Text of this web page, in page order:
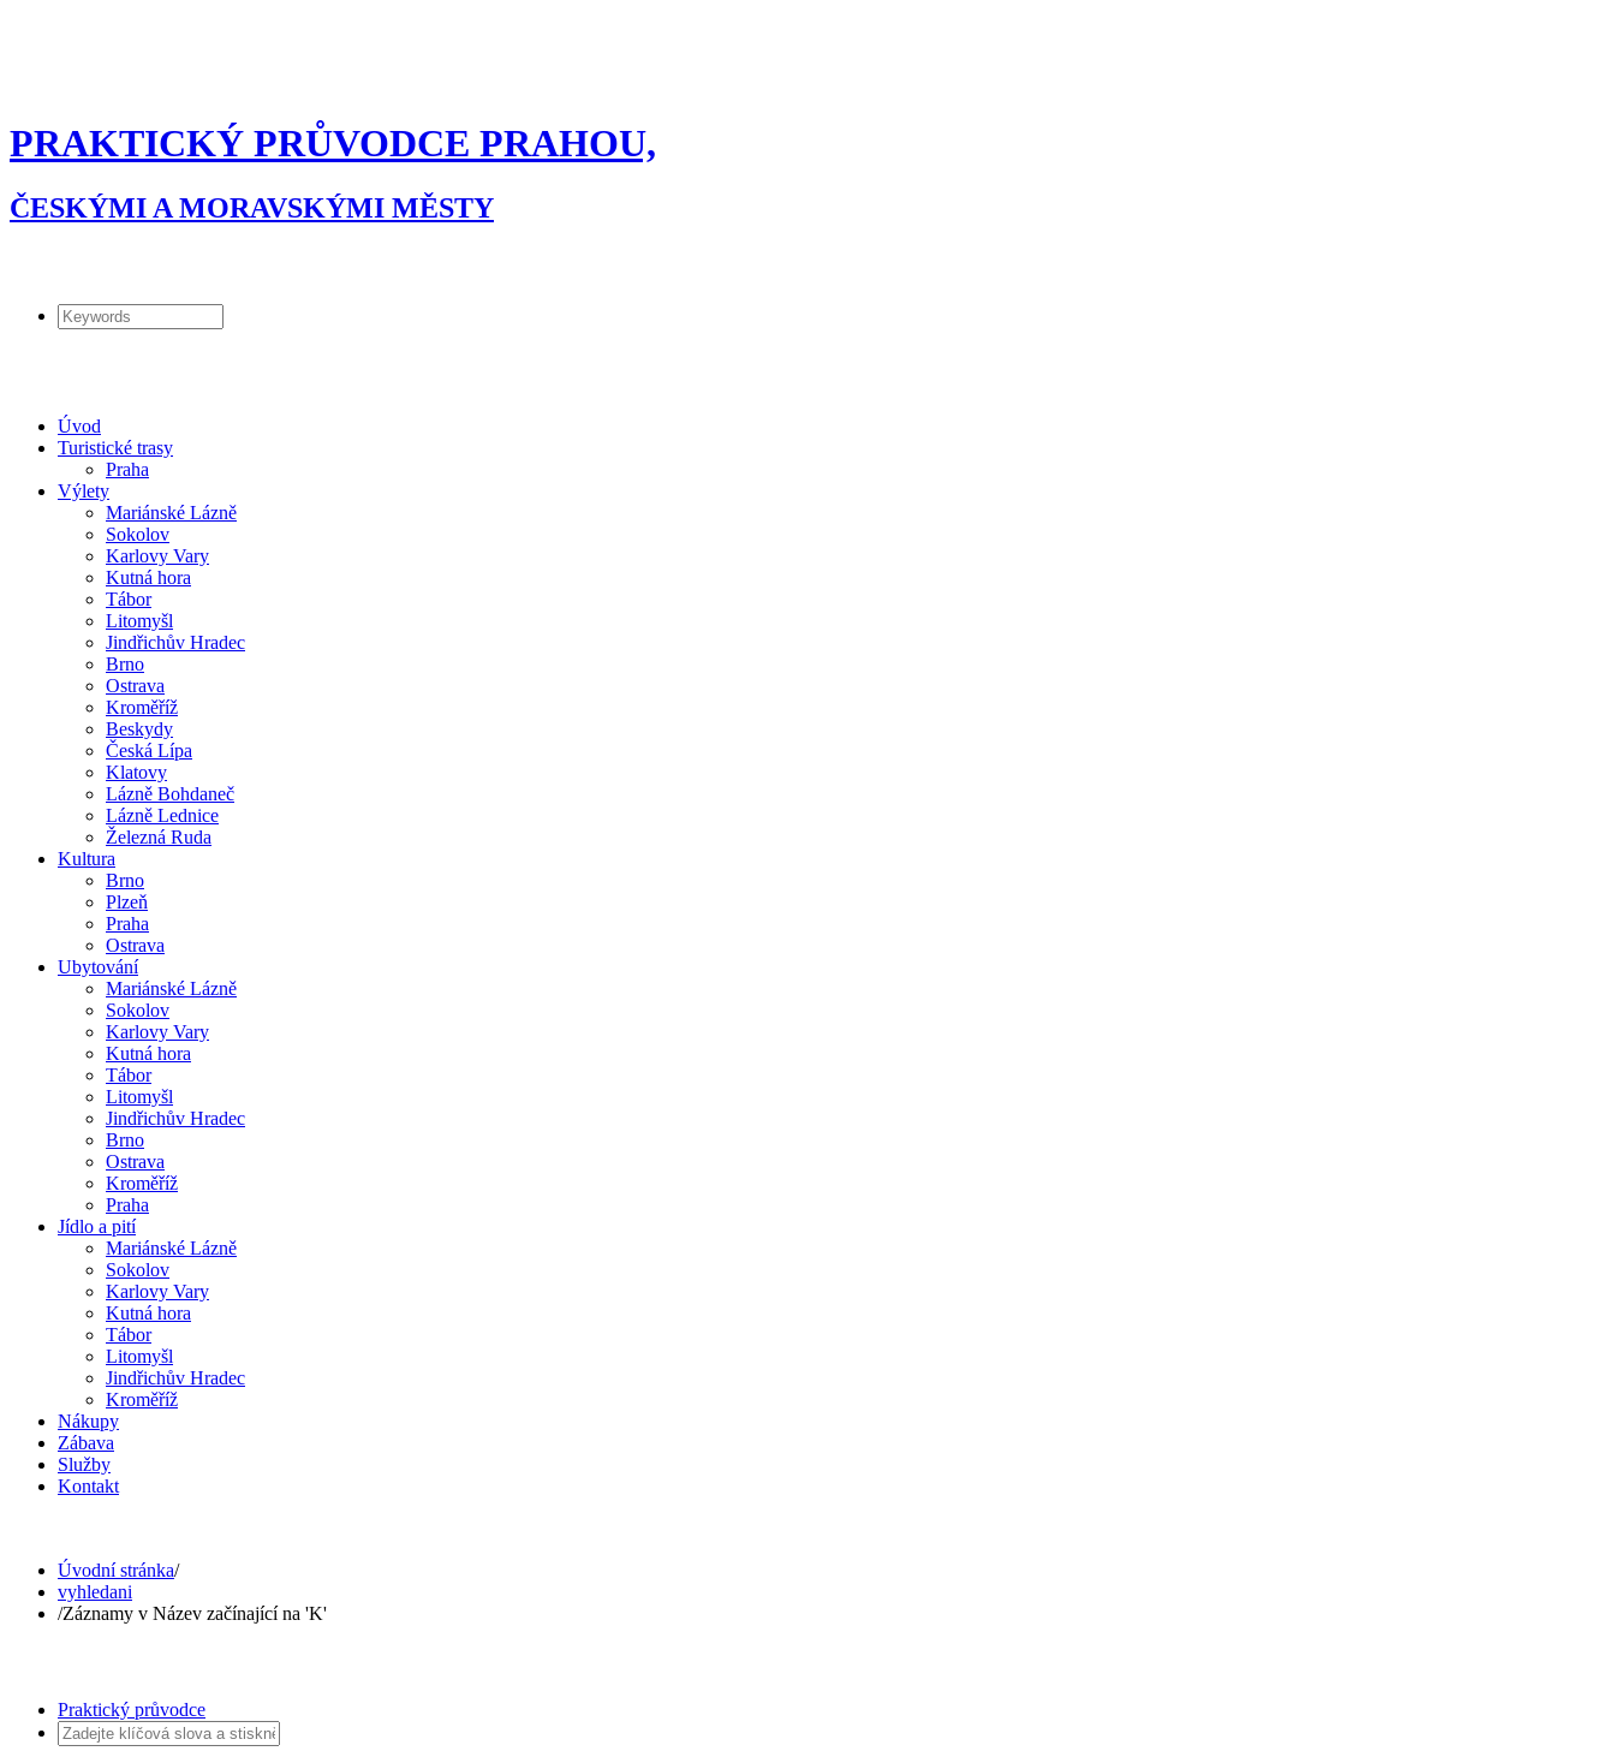
PRAKTICKÝ PRŮVODCE PRAHOU,
ČESKÝMI A MORAVSKÝMI MĚSTY
Úvod
Turistické trasy
Praha
Výlety
Mariánské Lázně
Sokolov
Karlovy Vary
Kutná hora
Tábor
Litomyšl
Jindřichův Hradec
Brno
Ostrava
Kroměříž
Beskydy
Česká Lípa
Klatovy
Lázně Bohdaneč
Lázně Lednice
Železná Ruda
Kultura
Brno
Plzeň
Praha
Ostrava
Ubytování
Mariánské Lázně
Sokolov
Karlovy Vary
Kutná hora
Tábor
Litomyšl
Jindřichův Hradec
Brno
Ostrava
Kroměříž
Praha
Jídlo a pití
Mariánské Lázně
Sokolov
Karlovy Vary
Kutná hora
Tábor
Litomyšl
Jindřichův Hradec
Kroměříž
Nákupy
Zábava
Služby
Kontakt
Úvodní stránka/
vyhledani
/Záznamy v Název začínající na 'K'
Praktický průvodce